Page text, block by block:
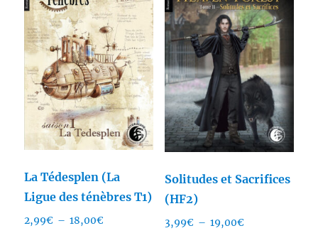
options
peuvent
être
choisies
sur
la
page
du
Les
options
peuvent
être
choisies
sur
la
page
La Tédesplen (La
Ligue des ténèbres T1)
2,99€ – 18,00€
Solitudes et Sacrifices
(HF2)
3,99€ – 19,00€Plage